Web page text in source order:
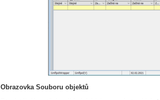
Obrazovka Souboru objektů